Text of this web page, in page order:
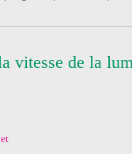
vitesse de la